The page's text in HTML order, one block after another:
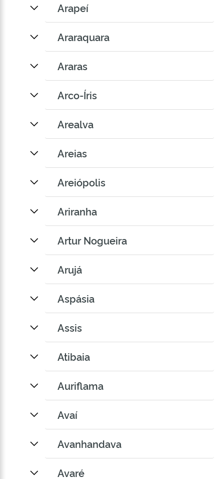
Arapeí
Araraquara
Araras
Arco-Íris
Arealva
Areias
Areiópolis
Ariranha
Artur Nogueira
Arujá
Aspásia
Assis
Atibaia
Auriflama
Avaí
Avanhandava
Avaré